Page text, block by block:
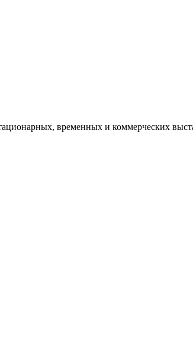
временных и коммерческих